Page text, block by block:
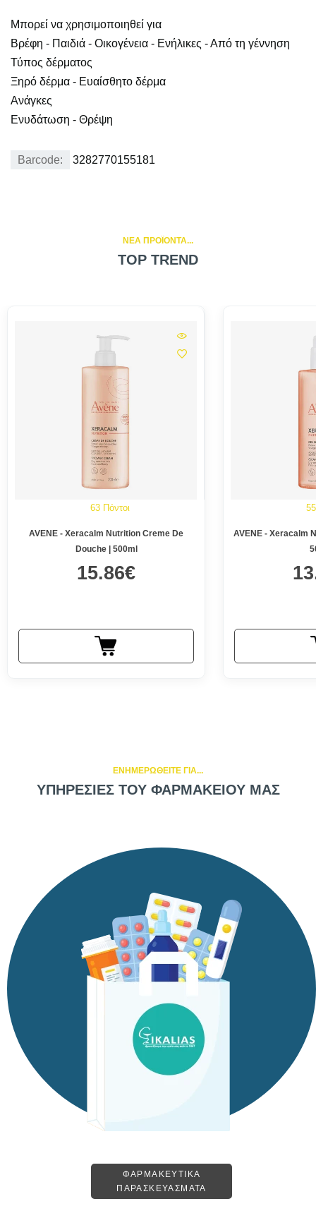
Μπορεί να χρησιμοποιηθεί για
Βρέφη - Παιδιά - Οικογένεια - Ενήλικες - Από τη γέννηση
Τύπος δέρματος
Ξηρό δέρμα - Ευαίσθητο δέρμα
Ανάγκες
Ενυδάτωση - Θρέψη
Barcode: 3282770155181
NEA ΠΡΟΪΟΝΤΑ...
TOP TREND
63 Πόντοι
AVENE - Xeracalm Nutrition Creme De
Douche | 500ml
15.86€
AVENE - Xeracalm
ΕΝΗΜΕΡΩΘΕΙΤΕ ΓΙΑ...
ΥΠΗΡΕΣΙΕΣ ΤΟΥ ΦΑΡΜΑΚΕΙΟΥ ΜΑΣ
ΦΑΡΜΑΚΕΥΤΙΚΑ
ΠΑΡΑΣΚΕΥΑΣΜΑΤΑ